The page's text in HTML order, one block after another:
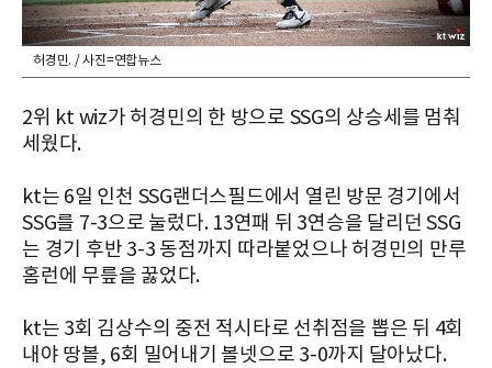
허경민. / 사진=연합뉴스
2위 kt wiz가 허경민의 한 방으로 SSG의 상승세를 멈춰
세웠다.
kt는 6일 인천 SSG랜더스필드에서 열린 방문 경기에서
SSG를 7-3으로 눌렀다. 13연패 뒤 3연승을 달리던 SSG
는 경기 후반 3-3 동점까지 따라붙었으나 허경민의 만루
홈런에 무릎을 꿇었다.
kt는 3회 김상수의 중전 적시타로 선취점을 뽑은 뒤 4회
내야 땅볼, 6회 밀어내기 볼넷으로 3-0까지 달아났다.